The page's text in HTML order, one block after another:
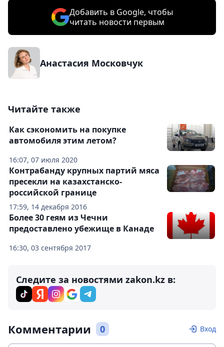
Добавить в Google, чтобы
читать новости первым
Анастасия Московчук
Читайте также
16:07, 07 июля 2020
Как сэкономить на покупке
автомобиля этим летом?
17:59, 14 декабря 2016
Контрабанду крупных партий мяса
пресекли на казахстанско-
российской границе
16:30, 03 сентября 2017
Более 30 геям из Чечни
предоставлено убежище в Канаде
Следите за новостями zakon.kz в:
Комментарии 0 Вход